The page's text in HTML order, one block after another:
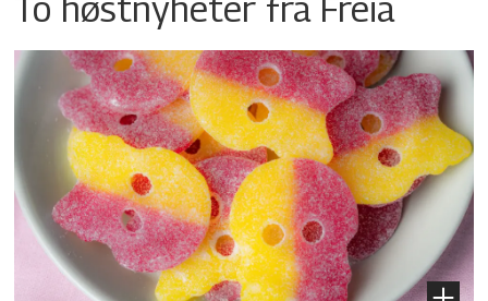
To høstnyheter fra Freia